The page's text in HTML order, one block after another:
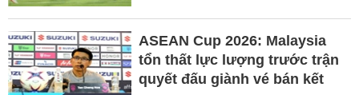
ASEAN Cup 2026: Malaysia
tổn thất lực lượng trước trận
quyết đấu giành vé bán kết